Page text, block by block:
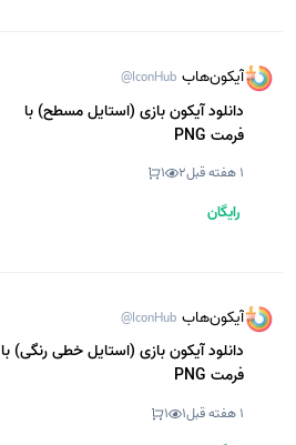
آیکون‌هاب @IconHub
دانلود آیکون بازی (استایل مسطح) با
فرمت PNG
1 هفته قبل 2
1
رایگان
آیکون‌هاب @IconHub
دانلود آیکون بازی (استایل خطی رنگی) با
فرمت PNG
1 هفته قبل 1
1